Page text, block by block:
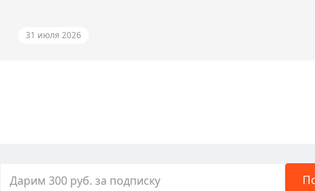
31 июля 2026